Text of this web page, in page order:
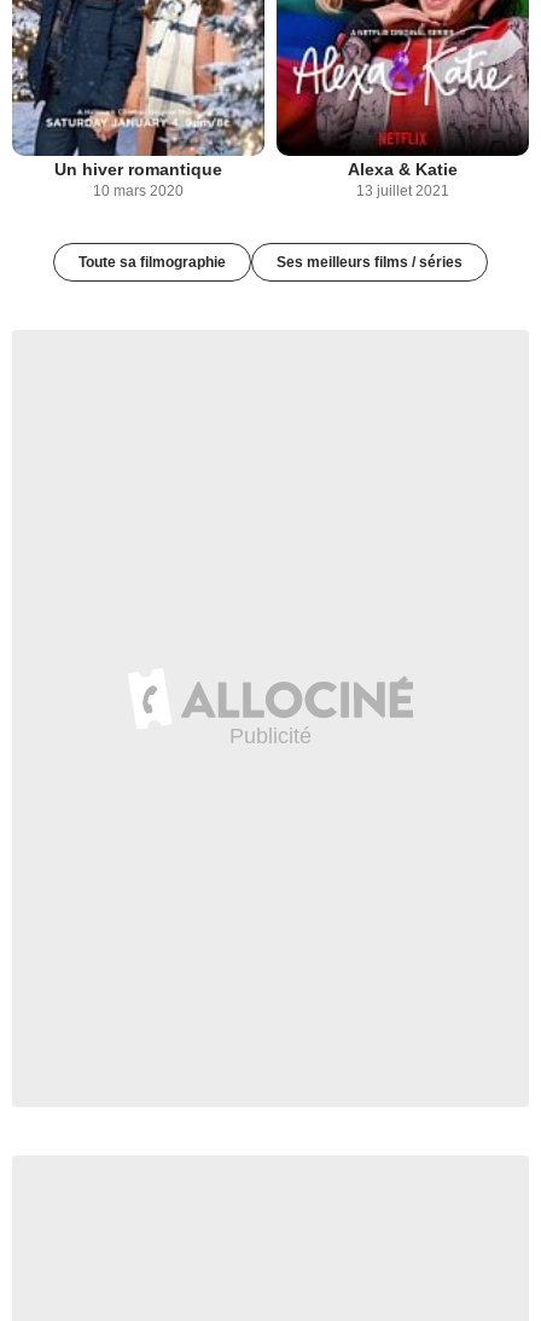
Un hiver romantique
10 mars 2020
Alexa & Katie
13 juillet 2021
Toute sa filmographie Ses meilleurs films / séries